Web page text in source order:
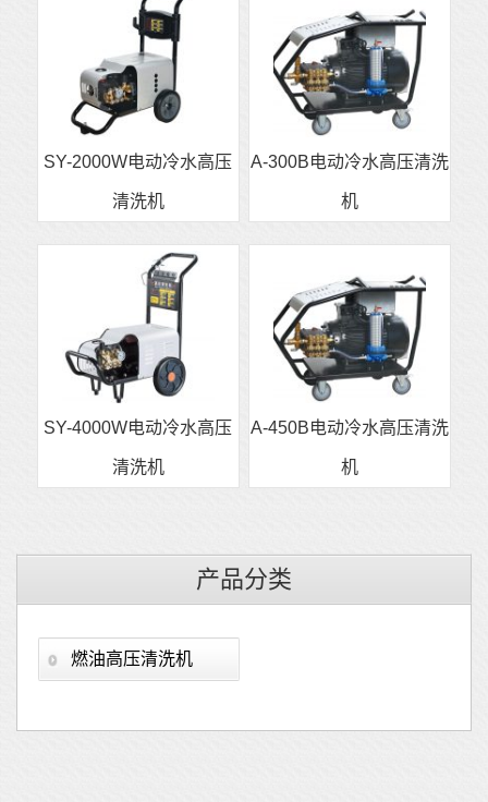
SY-2000W电动冷水高压
清洗机
A-300B电动冷水高压清洗
机
SY-4000W电动冷水高压
清洗机
A-450B电动冷水高压清洗
机
产品分类
燃油高压清洗机